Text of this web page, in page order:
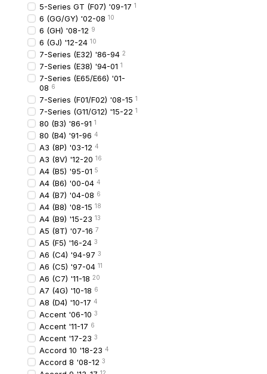
5-Series GT (F07) '09-17 1
6 (GG/GY) '02-08 10
6 (GH) '08-12 9
6 (GJ) '12-24 10
7-Series (E32) '86-94 2
7-Series (E38) '94-01 1
7-Series (E65/E66) '01-
08 6
7-Series (F01/F02) '08-15 1
7-Series (G11/G12) '15-22 1
80 (B3) '86-91 1
80 (B4) '91-96 4
A3 (8P) '03-12 4
A3 (8V) '12-20 16
A4 (B5) '95-01 5
A4 (B6) '00-04 4
A4 (B7) '04-08 6
A4 (B8) '08-15 18
A4 (B9) '15-23 13
A5 (8T) '07-16 7
A5 (F5) '16-24 3
A6 (C4) '94-97 3
A6 (C5) '97-04 11
A6 (C7) '11-18 20
A7 (4G) '10-18 6
A8 (D4) '10-17 4
Accent '06-10 3
Accent '11-17 6
Accent '17-23 3
Accord 10 '18-23 4
Accord 8 '08-12 3